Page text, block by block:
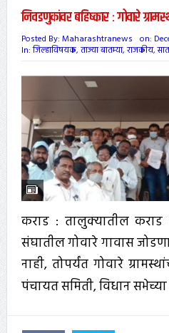
निवडणुकांवर बहिष्कार : गोवारे
Posted By: Maharashtranews on:
In:जिल्हाविषयक, ताज्या बातम्या, राजकीय,
कराड : तालुक्यातील कराड
संघातील गोवारे गावास
नाही, तोपर्यंत गोवारे
पंचायत समिती, विधान